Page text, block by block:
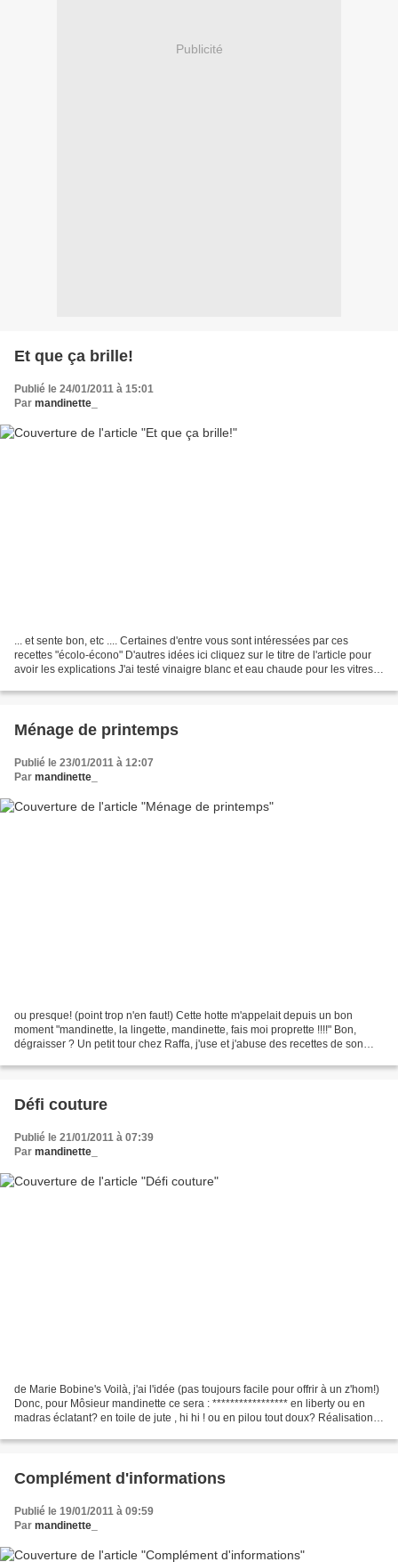
Publicité
Et que ça brille!
Publié le 24/01/2011 à 15:01
Par mandinette_
... et sente bon, etc .... Certaines d'entre vous sont intéressées par ces
recettes "écolo-écono" D'autres idées ici cliquez sur le titre de l'article pour
avoir les explications J'ai testé vinaigre blanc et eau chaude pour les vitres
Ménage de printemps
Publié le 23/01/2011 à 12:07
Par mandinette_
ou presque! (point trop n'en faut!) Cette hotte m'appelait depuis un bon
moment "mandinette, la lingette, mandinette, fais moi proprette !!!!" Bon,
dégraisser ? Un petit tour chez Raffa, j'use et j'abuse des recettes de son
Défi couture
Publié le 21/01/2011 à 07:39
Par mandinette_
de Marie Bobine's Voilà, j'ai l'idée (pas toujours facile pour offrir à un z'hom!)
Donc, pour Môsieur mandinette ce sera : ***************** en liberty ou en
madras éclatant? en toile de jute , hi hi ! ou en pilou tout doux? Réalisation à
Complément d'informations
Publié le 19/01/2011 à 09:59
Par mandinette_